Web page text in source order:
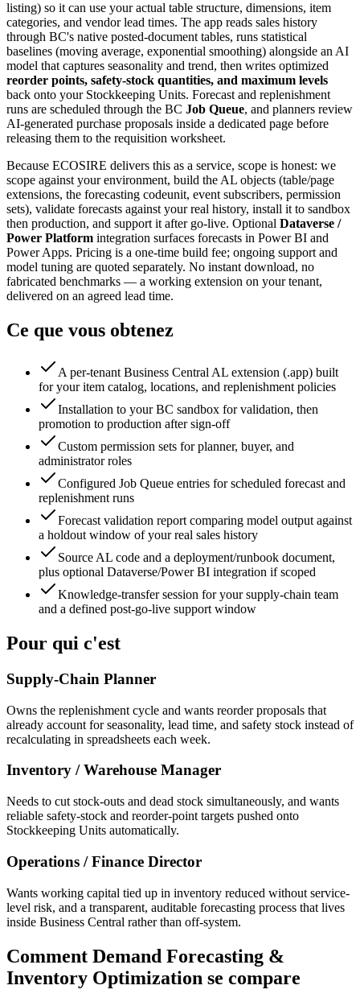
listing) so it can use your actual table structure, dimensions, item
categories, and vendor lead times. The app reads sales history
through BC's native posted-document tables, runs statistical
baselines (moving average, exponential smoothing) alongside an AI
model that captures seasonality and trend, then writes optimized
reorder points, safety-stock quantities, and maximum levels
back onto your Stockkeeping Units. Forecast and replenishment
runs are scheduled through the BC Job Queue, and planners review
AI-generated purchase proposals inside a dedicated page before
releasing them to the requisition worksheet.
Because ECOSIRE delivers this as a service, scope is honest: we
scope against your environment, build the AL objects (table/page
extensions, the forecasting codeunit, event subscribers, permission
sets), validate forecasts against your real history, install it to sandbox
then production, and support it after go-live. Optional Dataverse /
Power Platform integration surfaces forecasts in Power BI and
Power Apps. Pricing is a one-time build fee; ongoing support and
model tuning are quoted separately. No instant download, no
fabricated benchmarks — a working extension on your tenant,
delivered on an agreed lead time.
Ce que vous obtenez
A per-tenant Business Central AL extension (.app) built
for your item catalog, locations, and replenishment policies
Installation to your BC sandbox for validation, then
promotion to production after sign-off
Custom permission sets for planner, buyer, and
administrator roles
Configured Job Queue entries for scheduled forecast and
replenishment runs
Forecast validation report comparing model output against
a holdout window of your real sales history
Source AL code and a deployment/runbook document,
plus optional Dataverse/Power BI integration if scoped
Knowledge-transfer session for your supply-chain team
and a defined post-go-live support window
Pour qui c'est
Supply-Chain Planner
Owns the replenishment cycle and wants reorder proposals that
already account for seasonality, lead time, and safety stock instead of
recalculating in spreadsheets each week.
Inventory / Warehouse Manager
Needs to cut stock-outs and dead stock simultaneously, and wants
reliable safety-stock and reorder-point targets pushed onto
Stockkeeping Units automatically.
Operations / Finance Director
Wants working capital tied up in inventory reduced without service-
level risk, and a transparent, auditable forecasting process that lives
inside Business Central rather than off-system.
Comment Demand Forecasting &
Inventory Optimization se compare